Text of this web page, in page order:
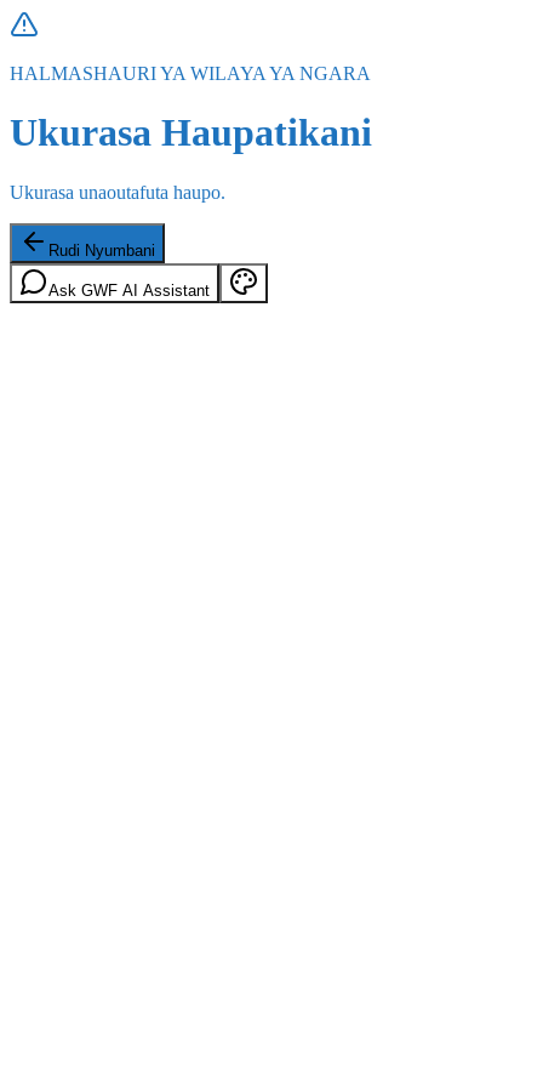
HALMASHAURI YA WILAYA YA NGARA
Ukurasa Haupatikani
Ukurasa unaoutafuta haupo.
Rudi Nyumbani
Ask GWF AI Assistant